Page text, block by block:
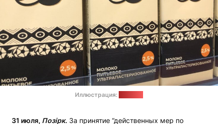
Иллюстрация:
31 июля, Позірк. За принятие “действенных мер по